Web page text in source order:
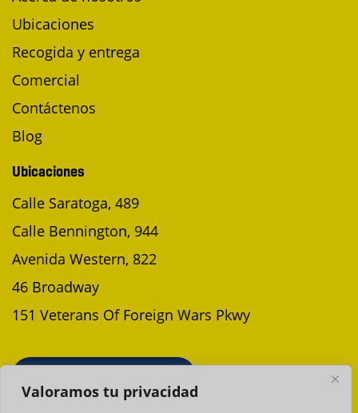
Valoramos tu privacidad
Ubicaciones
Recogida y entrega
Comercial
Contáctenos
Blog
Ubicaciones
Calle Saratoga, 489
Calle Bennington, 944
Avenida Western, 822
46 Broadway
151 Veterans Of Foreign Wars Pkwy